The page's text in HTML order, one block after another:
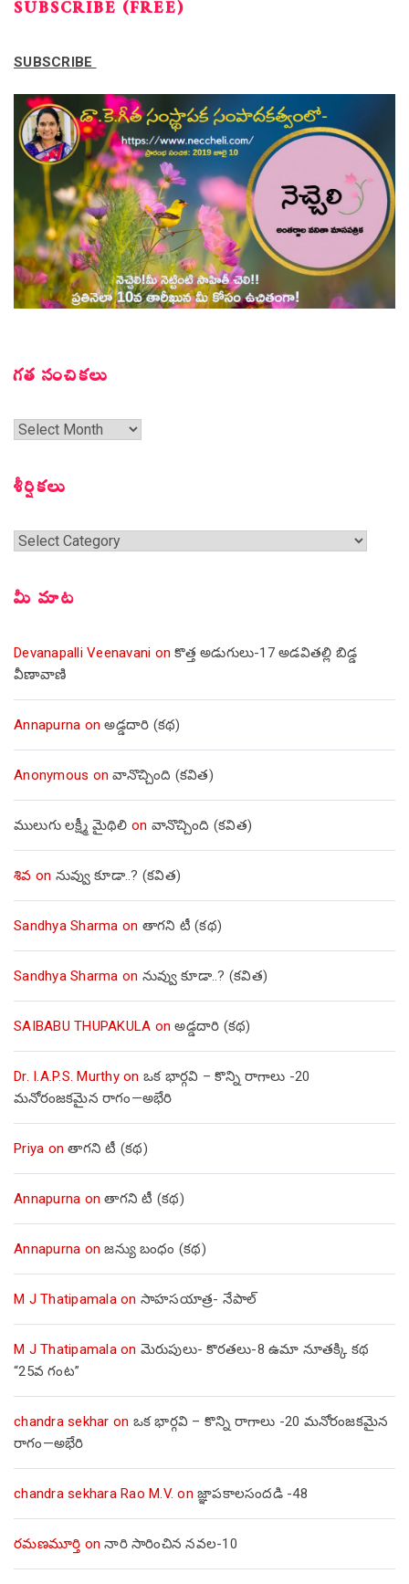
SUBSCRIBE (FREE)
SUBSCRIBE
గత సంచికలు
గత
శీర్షికలు
శీర్షికలు
మీ మాట
Devanapalli Veenavani onకొత్త అడుగులు-17 అడవితల్లి బిడ్డ
వీణావాణి
Annapurna onఅడ్డదారి (కథ)
Anonymous onవానొచ్చింది (కవిత)
ములుగు లక్ష్మీ మైథిలి on వానొచ్చింది (కవిత)
శివ on నువ్వు కూడా..? (కవిత)
Sandhya Sharma on తాగని టీ (కథ)
Sandhya Sharma on నువ్వు కూడా..? (కవిత)
SAIBABU THUPAKULA onఅడ్డదారి (కథ)
Dr. I.A.P.S. Murthyon ఒక భార్గవి – కొన్ని రాగాలు -20
మనోరంజకమైన రాగం—అభేరి
Priya onతాగని టీ (కథ)
Annapurna onతాగని టీ (కథ)
Annapurna onజన్యు బంధం (కథ)
M J Thatipamalaon సాహసయాత్ర- నేపాల్‌
M J Thatipamalaon మెరుపులు- కొరతలు-8 ఉమా నూతక్కి కథ
“25వ గంట”
chandra sekhar on ఒక భార్గవి – కొన్ని రాగాలు -20 మనోరంజకమైన
రాగం—అభేరి
chandra sekhara Rao M.V. on జ్ఞాపకాలసందడి -48
రమణమూర్తి onనారి సారించిన నవల-10